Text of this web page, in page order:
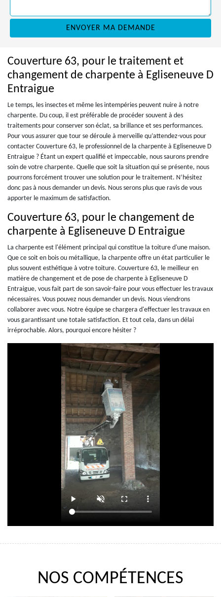
Couverture 63, pour le traitement et
changement de charpente à Egliseneuve D
Entraigue
Le temps, les insectes et même les intempéries peuvent nuire à notre
charpente. Du coup, il est préférable de procéder souvent à des
traitements pour conserver son éclat, sa brillance et ses performances.
Pour vous assurer que tour se déroule à merveille qu’attendez-vous pour
contacter Couverture 63, le professionnel de la charpente à Egliseneuve D
Entraigue ? Étant un expert qualifié et impeccable, nous saurons prendre
soin de votre charpente. Quelle que soit la situation qui se présente, nous
pourrons forcément trouver une solution pour le traitement. N’hésitez
donc pas à nous demander un devis. Nous serons plus que ravis de vous
apporter le maximum de satisfaction.
Couverture 63, pour le changement de
charpente à Egliseneuve D Entraigue
La charpente est l'élément principal qui constitue la toiture d'une maison.
Que ce soit en bois ou métallique, la charpente offre un état particulier le
plus souvent esthétique à votre toiture. Couverture 63, le meilleur en
matière de changement et de pose de charpente à Egliseneuve D
Entraigue, vous fait part de son savoir-faire pour vous effectuer les travaux
nécessaires. Vous pouvez nous demander un devis. Nous viendrons
collaborer avec vous. Notre équipe se chargera d'effectuer les travaux en
vous garantissant une totale satisfaction. Et tout cela, dans un délai
irréprochable. Alors, pourquoi encore hésiter ?
NOS COMPÉTENCES